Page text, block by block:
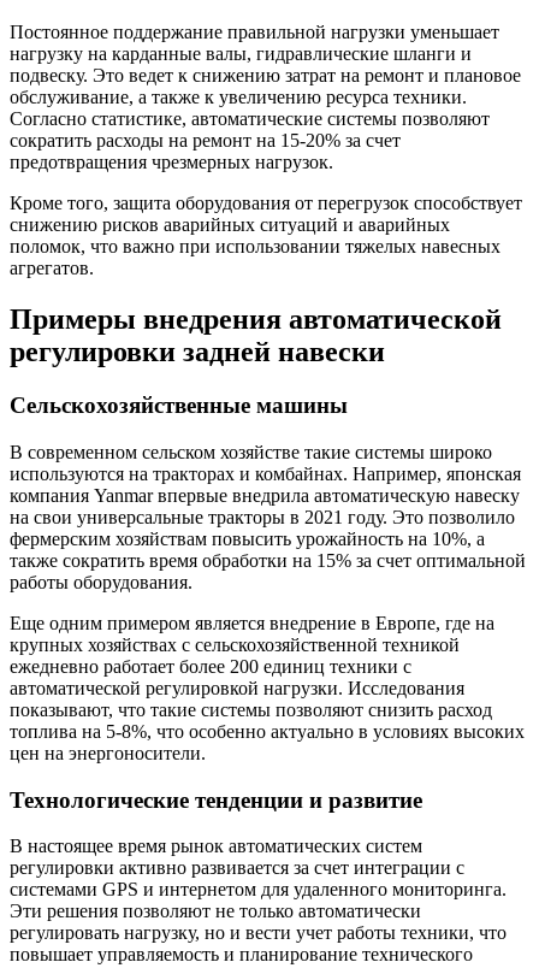
Постоянное поддержание правильной нагрузки уменьшает
нагрузку на карданные валы, гидравлические шланги и
подвеску. Это ведет к снижению затрат на ремонт и плановое
обслуживание, а также к увеличению ресурса техники.
Согласно статистике, автоматические системы позволяют
сократить расходы на ремонт на 15-20% за счет
предотвращения чрезмерных нагрузок.
Кроме того, защита оборудования от перегрузок способствует
снижению рисков аварийных ситуаций и аварийных
поломок, что важно при использовании тяжелых навесных
агрегатов.
Примеры внедрения автоматической
регулировки задней навески
Сельскохозяйственные машины
В современном сельском хозяйстве такие системы широко
используются на тракторах и комбайнах. Например, японская
компания Yanmar впервые внедрила автоматическую навеску
на свои универсальные тракторы в 2021 году. Это позволило
фермерским хозяйствам повысить урожайность на 10%, а
также сократить время обработки на 15% за счет оптимальной
работы оборудования.
Еще одним примером является внедрение в Европе, где на
крупных хозяйствах с сельскохозяйственной техникой
ежедневно работает более 200 единиц техники с
автоматической регулировкой нагрузки. Исследования
показывают, что такие системы позволяют снизить расход
топлива на 5-8%, что особенно актуально в условиях высоких
цен на энергоносители.
Технологические тенденции и развитие
В настоящее время рынок автоматических систем
регулировки активно развивается за счет интеграции с
системами GPS и интернетом для удаленного мониторинга.
Эти решения позволяют не только автоматически
регулировать нагрузку, но и вести учет работы техники, что
повышает управляемость и планирование технического